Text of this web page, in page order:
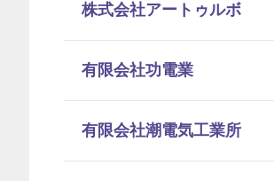
株式会社アートゥルボ
有限会社功電業
有限会社潮電気工業所